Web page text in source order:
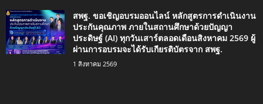
สพฐ. ขอเชิญอบรมออนไลน์ หลักสูตรการดำเนินงาน
ประกันคุณภาพ ภายในสถานศึกษาด้วยปัญญา
ประดิษฐ์ (AI) ทุกวันเสาร์ตลอดเดือนสิงหาคม 2569 ผู้
ผ่านการอบรมจะได้รับเกียรติบัตรจาก สพฐ.
1 สิงหาคม 2569